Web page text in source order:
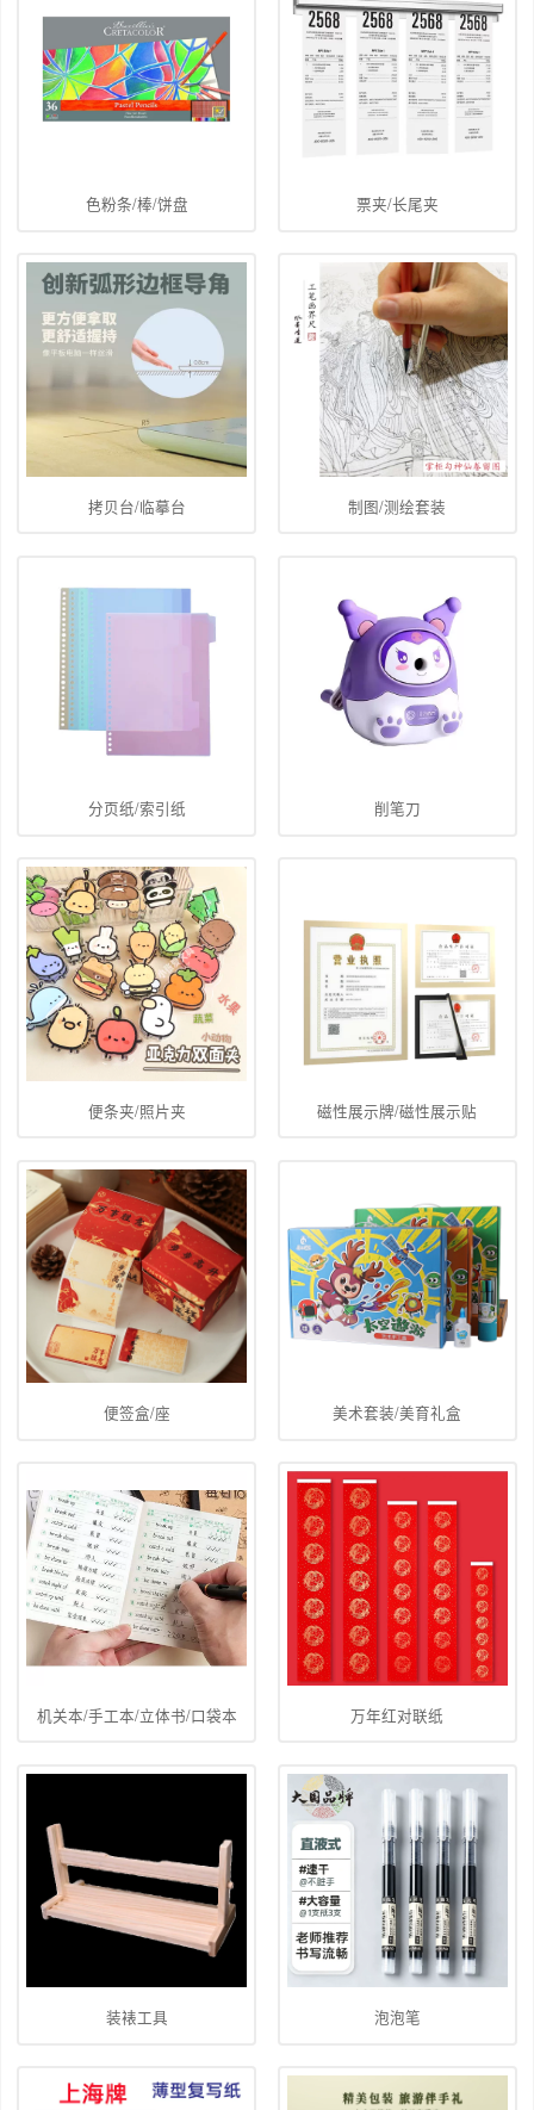
色粉条/棒/饼盘 票夹/长尾夹
拷贝台/临摹台 制图/测绘套装
分页纸/索引纸 削笔刀
便条夹/照片夹 磁性展示牌/磁性展示贴
便签盒/座 美术套装/美育礼盒
机关本/手工本/立体书/口袋本 万年红对联纸
装裱工具 泡泡笔